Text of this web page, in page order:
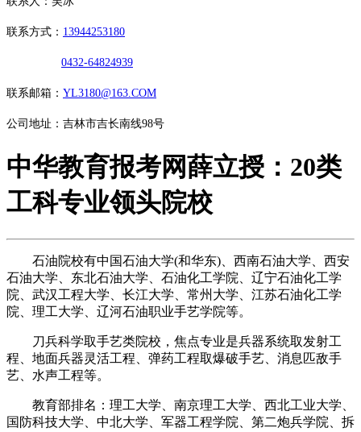
联系方式： 13944253180
0432-64824939
联系邮箱： YL3180@163.COM
公司地址：吉林市吉长南线98号
中华教育报考网薛立授：20类
工科专业领头院校
石油院校有中国石油大学(和华东)、西南石油大学、西安
石油大学、东北石油大学、石油化工学院、辽宁石油化工学
院、武汉工程大学、长江大学、常州大学、江苏石油化工学
院、理工大学、辽河石油职业手艺学院等。
刀兵科学取手艺类院校，焦点专业是兵器系统取发射工
程、地面兵器灵活工程、弹药工程取爆破手艺、消息匹敌手
艺、水声工程等。
教育部排名：理工大学、南京理工大学、西北工业大学、
国防科技大学、中北大学、军器工程学院、第二炮兵学院、拆